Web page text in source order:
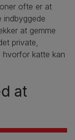
ofte er at
indbyggede
at gemme
private,
hvorfor katte kan
at